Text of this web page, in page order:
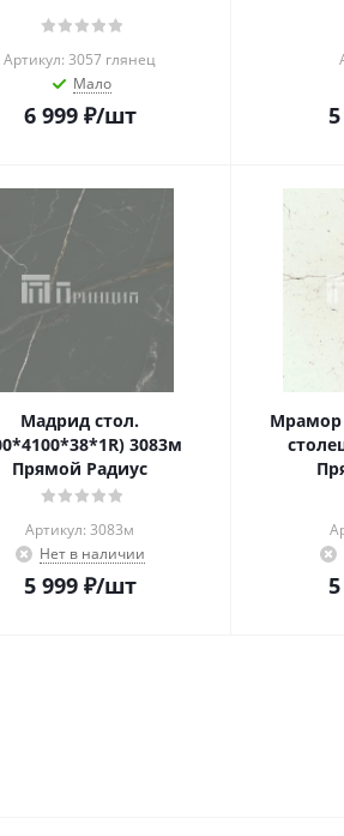
Артикул: 3057 глянец
Мало
6 999₽/шт
Мадрид стол.
3083м
Прямой Радиус
Артикул: 3083м
Нет в наличии
5 999₽/шт